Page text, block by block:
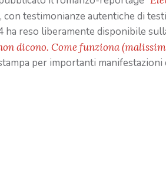
con testimonianze autentiche di
reso liberamente disponibile
dicono. Come funziona
per importanti